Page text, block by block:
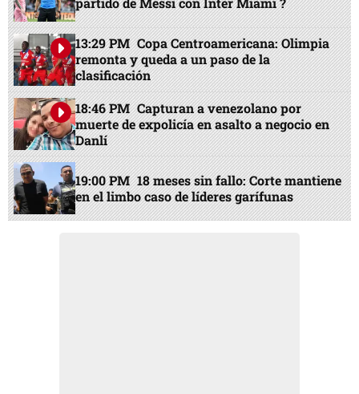
13:29 PM Copa Centroamericana: Olimpia
remonta y queda a un paso de la
clasificación
18:46 PM Capturan a venezolano por
muerte de expolicía en asalto a negocio en
Danlí
19:00 PM 18 meses sin fallo: Corte mantiene
en el limbo caso de líderes garífunas